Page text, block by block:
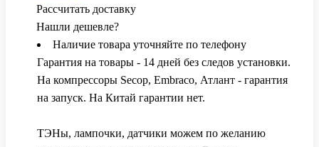
Рассчитать доставку
Нашли дешевле?
Наличие товара уточняйте по телефону
Гарантия на товары - 14 дней без следов установки.
На компрессоры Secop, Embraco, Атлант - гарантия
на запуск. На Китай гарантии нет.
ТЭНы, лампочки, датчики можем по желанию